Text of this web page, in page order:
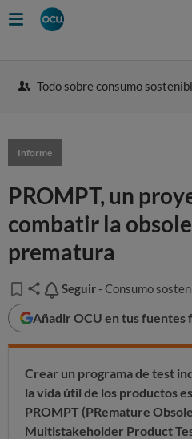
Todo sobre consumo
Informe
PROMPT, un
combatir la
prematura
Seguir
Seguir - Consumo
Añadir OCU en tus fuentes
Crear un programa de test
la vida útil de los productos
PROMPT (PRemature
Multistakeholder Product